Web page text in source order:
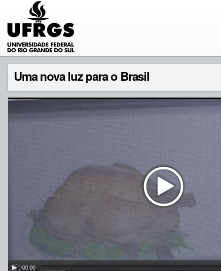
Uma nova luz para o Brasil
00:00